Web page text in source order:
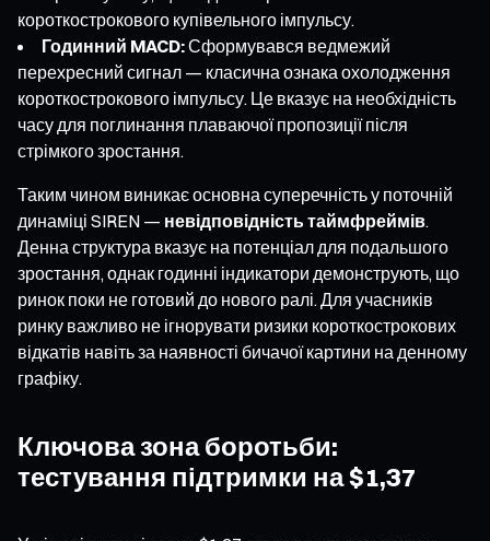
короткострокового купівельного імпульсу.
Годинний MACD:Сформувався ведмежий
перехресний сигнал — класична ознака охолодження
короткострокового імпульсу. Це вказує на необхідність
часу для поглинання плаваючої пропозиції після
стрімкого зростання.
Таким чином виникає основна суперечність у поточній
динаміці SIREN — невідповідність таймфреймів.
Денна структура вказує на потенціал для подальшого
зростання, однак годинні індикатори демонструють, що
ринок поки не готовий до нового ралі. Для учасників
ринку важливо не ігнорувати ризики короткострокових
відкатів навіть за наявності бичачої картини на денному
графіку.
Ключова зона боротьби:
тестування підтримки на $1,37